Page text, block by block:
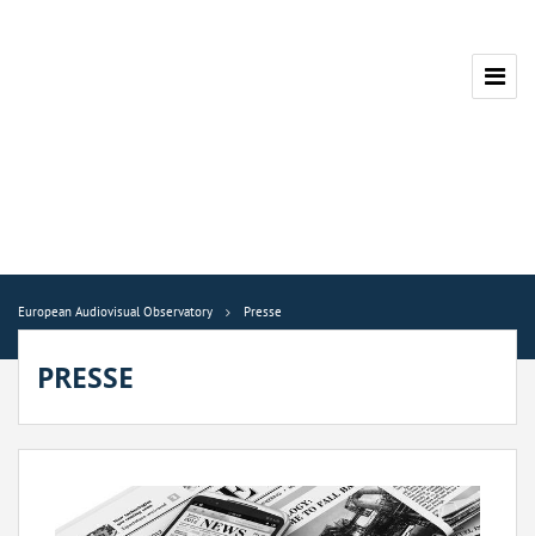
European Audiovisual Observatory Presse
PRESSE